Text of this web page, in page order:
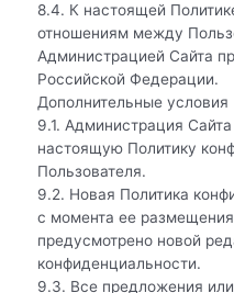
8.4. К настоящей
отношениям между
Администрацией Сайта
Российской Федерации.
Дополнительные условия
9.1. Администрация
настоящую Политику
Пользователя.
9.2. Новая Политика
с момента ее
предусмотрено новой
конфиденциальности.
9.3. Все предложения